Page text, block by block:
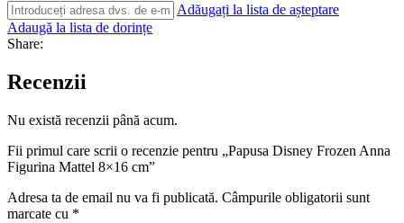
Adăugați la lista de așteptare
Adaugă la lista de dorințe
Share:
Recenzii
Nu există recenzii până acum.
Fii primul care scrii o recenzie pentru „Papusa Disney Frozen Anna
Figurina Mattel 8×16 cm”
Adresa ta de email nu va fi publicată. Câmpurile obligatorii sunt
marcate cu *